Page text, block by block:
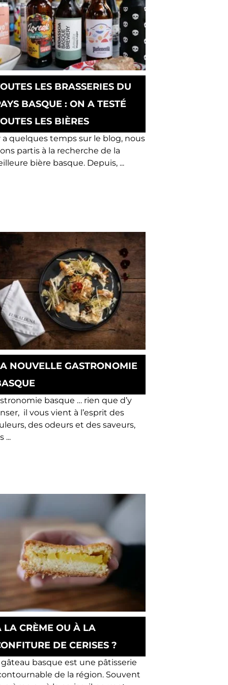
LES BRASSERIES DU
BASQUE : ON A TESTÉ
LES BIÈRES
a quelques temps sur le blog, nous
partis à la recherche de la
bière basque. Depuis, ...
NOUVELLE GASTRONOMIE
basque … rien que d’y
il vous vient à l’esprit des
des odeurs et des saveurs,
...
LA CRÈME OU À LA
DE CERISES ?
gâteau basque est une pâtisserie
de la région. Souvent